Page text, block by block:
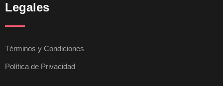
Legales
Términos y Condiciones
Política de Privacidad